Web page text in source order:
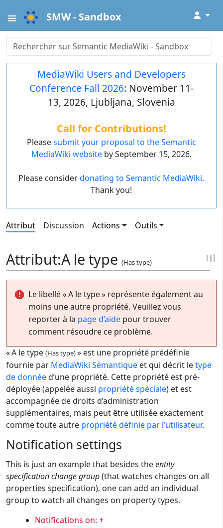
SMW - Sandbox ↓
MediaWiki Users and Developers
Conference Fall 2026: November 11-
13, 2026, Ljubljana, Slovenia
Call for Contributions!
Pleasesubmit your proposal to the Semantic
MediaWiki websiteby September 15, 2026.
Please considerdonating to Semantic MediaWiki.
Thank you!
Attribut Discussion Actions Outils
Attribut:A le type (Has type)
Le libellé « A le type » représente également au
moins une autre propriété. Veuillez vous
reporter à la page d’aide pour trouver
comment résoudre ce problème.
« A le type (Has type)» est une propriété prédéfinie
fournie par MediaWiki Sémantique et qui décrit letype
de donnéed’une propriété. Cette propriété est pré-
déployée (appelée aussi propriété spéciale) et est
accompagnée de droits d’administration
supplémentaires, mais peut être utilisée exactement
comme toute autre propriété définie par l’utilisateur.
Notification settings
This is just an example that besides theentity
specification change group(that watches changes on all
properties specification), one can add an individual
group to watch all changes on property types.
Notifications on: +